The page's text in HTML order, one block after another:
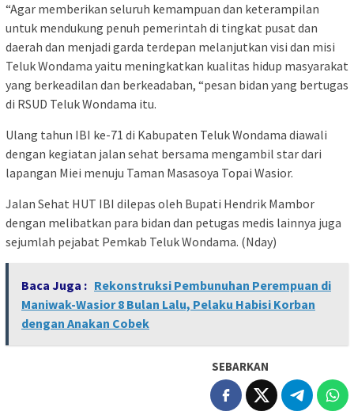
“Agar memberikan seluruh kemampuan dan keterampilan
untuk mendukung penuh pemerintah di tingkat pusat dan
daerah dan menjadi garda terdepan melanjutkan visi dan misi
Teluk Wondama yaitu meningkatkan kualitas hidup masyarakat
yang berkeadilan dan berkeadaban, “pesan bidan yang bertugas
di RSUD Teluk Wondama itu.
Ulang tahun IBI ke-71 di Kabupaten Teluk Wondama diawali
dengan kegiatan jalan sehat bersama mengambil star dari
lapangan Miei menuju Taman Masasoya Topai Wasior.
Jalan Sehat HUT IBI dilepas oleh Bupati Hendrik Mambor
dengan melibatkan para bidan dan petugas medis lainnya juga
sejumlah pejabat Pemkab Teluk Wondama. (Nday)
Baca Juga : Rekonstruksi Pembunuhan Perempuan di
Maniwak-Wasior 8 Bulan Lalu, Pelaku Habisi Korban
dengan Anakan Cobek
SEBARKAN